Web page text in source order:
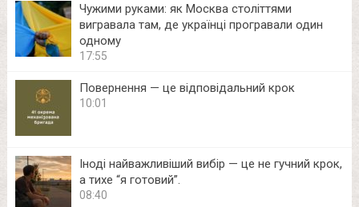
Чужими руками: як Москва століттями
вигравала там, де українці програвали один
одному
17:55
Повернення — це відповідальний крок
10:01
Іноді найважливіший вибір — це не гучний крок,
а тихе “я готовий”.
08:40